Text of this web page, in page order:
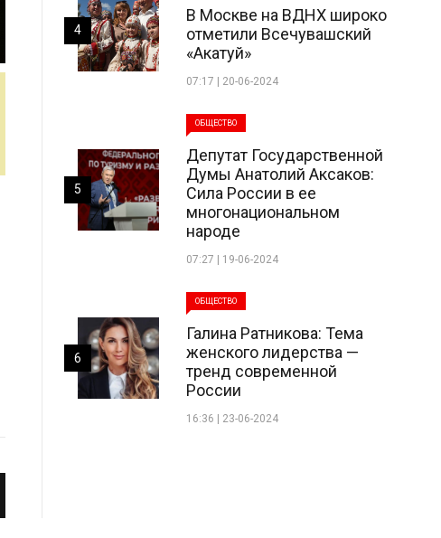
В Москве на ВДНХ широко
отметили Всечувашский
«Акатуй»
07:17 | 20-06-2024
4
ОБЩЕСТВО
Депутат Государственной
Думы Анатолий Аксаков:
Сила России в ее
многонациональном
народе
07:27 | 19-06-2024
5
ОБЩЕСТВО
Галина Ратникова: Тема
женского лидерства —
тренд современной
России
16:36 | 23-06-2024
6